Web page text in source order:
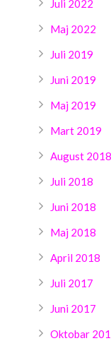
Juli 2022
Maj 2022
Juli 2019
Juni 2019
Maj 2019
Mart 2019
August 2018
Juli 2018
Juni 2018
Maj 2018
April 2018
Juli 2017
Juni 2017
Oktobar